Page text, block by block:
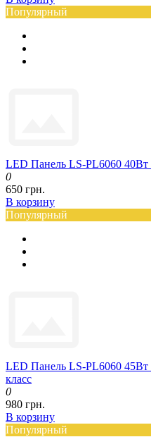
Популярный
LED Панель LS-PL6060 40Вт
0
650 грн.
В корзину
Популярный
LED Панель LS-PL6060 45Вт
класс
0
980 грн.
В корзину
Популярный